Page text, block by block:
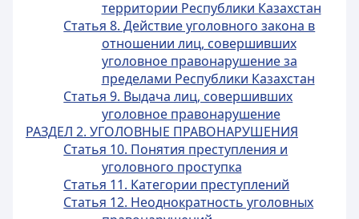
территории Республики Казахстан
Статья 8. Действие уголовного закона в
отношении лиц, совершивших
уголовное правонарушение за
пределами Республики Казахстан
Статья 9. Выдача лиц, совершивших
уголовное правонарушение
РАЗДЕЛ 2. УГОЛОВНЫЕ ПРАВОНАРУШЕНИЯ
Статья 10. Понятия преступления и
уголовного проступка
Статья 11. Категории преступлений
Статья 12. Неоднократность уголовных